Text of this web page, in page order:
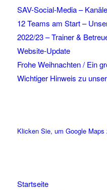
SAV-Social-Media –
12 Teams am Start –
2022/23 – Trainer &
Website-Update
Frohe Weihnachten / Ein
Wichtiger Hinweis zu
Klicken Sie, um Google Maps
Startseite